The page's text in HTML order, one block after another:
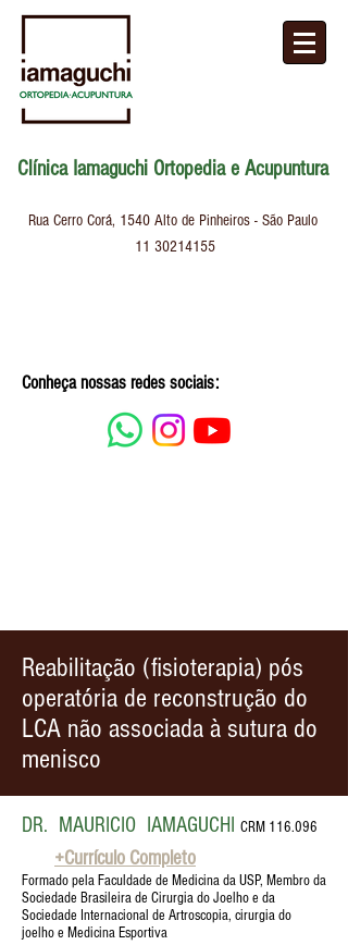
Clínica Iamaguchi Ortopedia e Acupuntura
Rua Cerro Corá, 1540 Alto de Pinheiros - São Paulo
11 30214155
Conheça nossas redes sociais:
Reabilitação (fisioterapia) pós
operatória de reconstrução do
LCA não associada à sutura do
menisco
DR. MAURICIO IAMAGUCHI CRM 116.096
+Currículo Completo
Formado pela Faculdade de Medicina da USP, Membro da
Sociedade Brasileira de Cirurgia do Joelho e da
Sociedade Internacional de Artroscopia, cirurgia do
joelho e Medicina Esportiva